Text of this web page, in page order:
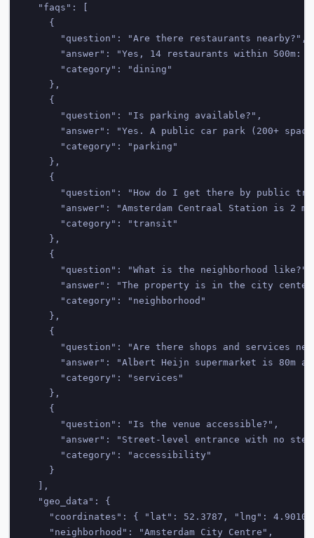
  "faqs": [
    {
      "question": "Are there restaurants nearby?",
"answer": "Yes, 14 restaurants within 500m:
      "category": "dining"
    },
    {
      "question": "Is parking available?",
"answer": "Yes. A public car park (200+
      "category": "parking"
    },
    {
"question": "How do I get there by public
"answer": "Amsterdam Centraal Station is 2
      "category": "transit"
    },
    {
      "question": "What is the neighborhood like?",
"answer": "The property is in the city
      "category": "neighborhood"
    },
    {
"question": "Are there shops and services
"answer": "Albert Heijn supermarket is 80m
      "category": "services"
    },
    {
      "question": "Is the venue accessible?",
"answer": "Street-level entrance with no
      "category": "accessibility"
    }
  ],
  "geo_data": {
"coordinates": { "lat": 52.3787, "lng": 4.9010
    "neighborhood": "Amsterdam City Centre",